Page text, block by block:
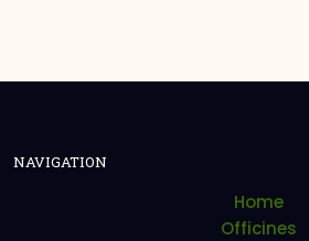
NAVIGATION
Home
Officines